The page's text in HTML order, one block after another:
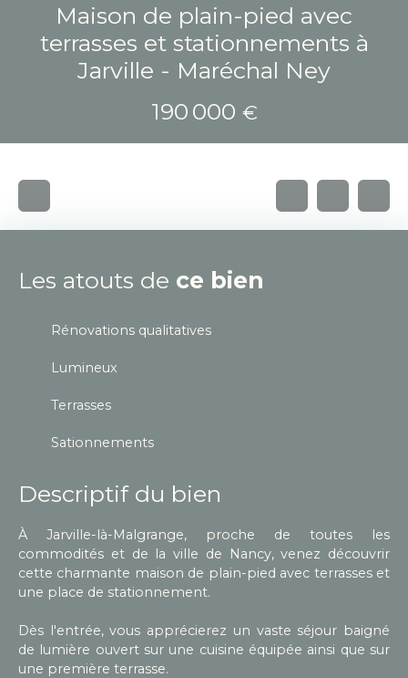
Maison de plain-pied avec
terrasses et stationnements à
Jarville - Maréchal Ney
190 000 €
Les atouts de ce bien
Rénovations qualitatives
Lumineux
Terrasses
Sationnements
Descriptif du bien
À Jarville-là-Malgrange, proche de toutes les
commodités et de la ville de Nancy, venez découvrir
cette charmante maison de plain-pied avec terrasses et
une place de stationnement.
Dès l'entrée, vous apprécierez un vaste séjour baigné
de lumière ouvert sur une cuisine équipée ainsi que sur
une première terrasse.